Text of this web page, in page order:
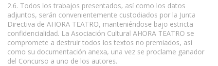
2.6. Todos los trabajos presentados, así como los datos
adjuntos, serán convenientemente custodiados por la Junta
Directiva de AHORA TEATRO, manteniéndose bajo estricta
confidencialidad. La Asociación Cultural AHORA TEATRO se
compromete a destruir todos los textos no premiados, así
como su documentación anexa, una vez se proclame ganador
del Concurso a uno de los autores.